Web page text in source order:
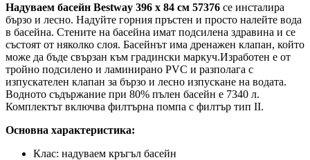
Надуваем басейн Bestway 396 x 84 см 57376 се инсталира
бързо и лесно. Надуйте горния пръстен и просто налейте вода
в басейна. Стените на басейна имат подсилена здравина и се
състоят от няколко слоя. Басейнът има дренажен клапан, който
може да бъде свързан към градински маркуч.Изработен е от
тройно подсилено и ламинирано PVC и разполага с
изпускателен клапан за бързо и лесно изпускане на водата.
Водното съдържание при 80% пълен басейн е 7340 л.
Комплектът включва филтърна помпа с филтър тип II.
Основна характеристика:
Клас: надуваем кръгъл басейн